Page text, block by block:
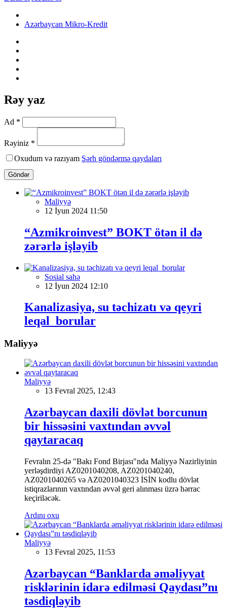
Azərbaycan Mikro-Kredit
Rəy yaz
Ad *
Rəyiniz *
Oxudum və razıyam Şərh göndərmə qaydaları
Göndər
Maliyyə
12 İyun 2024 11:50
“Azmikroinvest” BOKT ötən il də
zərərlə işləyib
Sosial sahə
12 İyun 2024 12:10
Kanalizasiya, su təchizatı və qeyri
leqal borular
Maliyyə
Maliyyə
13 Fevral 2025, 12:43
Azərbaycan daxili dövlət borcunun
bir hissəsini vaxtından əvvəl
qaytaracaq
Fevralın 25-də "Bakı Fond Birjası"nda Maliyyə Nazirliyinin
yerləşdirdiyi AZ0201040208, AZ0201040240,
AZ0201040265 və AZ0201040323 İSİN kodlu dövlət
istiqrazlarının vaxtından əvvəl geri alınması üzrə hərrac
keçiriləcək.
Ardını oxu
Maliyyə
13 Fevral 2025, 11:53
Azərbaycan “Banklarda əməliyyat
risklərinin idarə edilməsi Qaydası”nı
təsdiqləyib